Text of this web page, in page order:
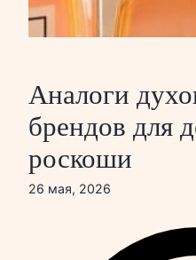
Аналоги
брендов для
роскоши
26 мая, 2026